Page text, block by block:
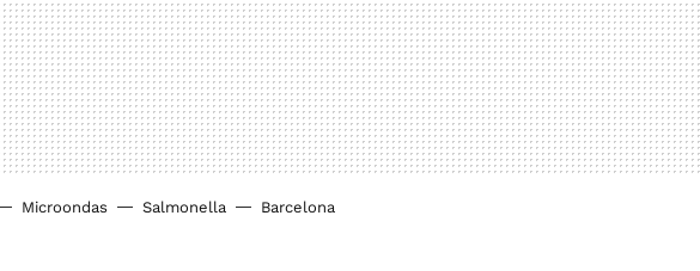
Microondas Salmonella Barcelona